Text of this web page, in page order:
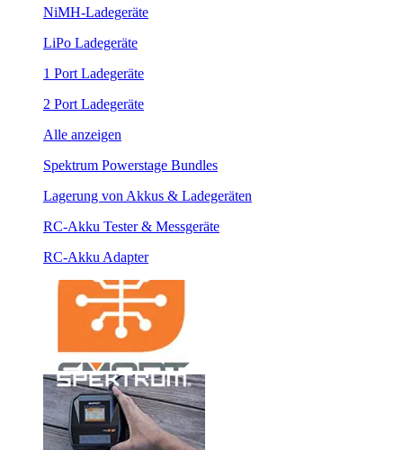
NiMH-Ladegeräte
LiPo Ladegeräte
1 Port Ladegeräte
2 Port Ladegeräte
Alle anzeigen
Spektrum Powerstage Bundles
Lagerung von Akkus & Ladegeräten
RC-Akku Tester & Messgeräte
RC-Akku Adapter